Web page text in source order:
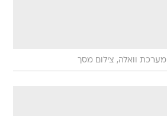
מערכת וואלה, צילום מסך